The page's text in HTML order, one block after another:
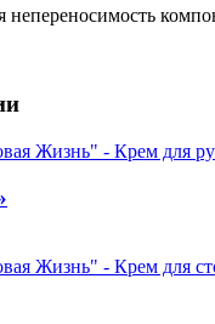
непереносимость